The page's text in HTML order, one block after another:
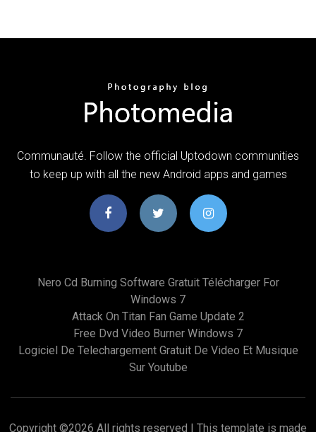
Communauté. Follow the official Uptodown communities
to keep up with all the new Android apps and games
Nero Cd Burning Software Gratuit Télécharger For
Windows 7
Attack On Titan Fan Game Update 2
Free Dvd Video Burner Windows 7
Logiciel De Telechargement Gratuit De Video Et Musique
Sur Youtube
Copyright ©2026 All rights reserved | This template is made